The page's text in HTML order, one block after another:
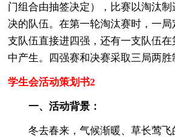
门组合由抽签决定），比赛以淘汰
决的队伍。在第一轮淘汰赛时，一
支队伍直接进四强，还有一支队伍
中产生。四强赛和决赛采取三局两胜
学生会活动策划书2
一、活动背景：
冬去春来，气候渐暖、草长莺飞